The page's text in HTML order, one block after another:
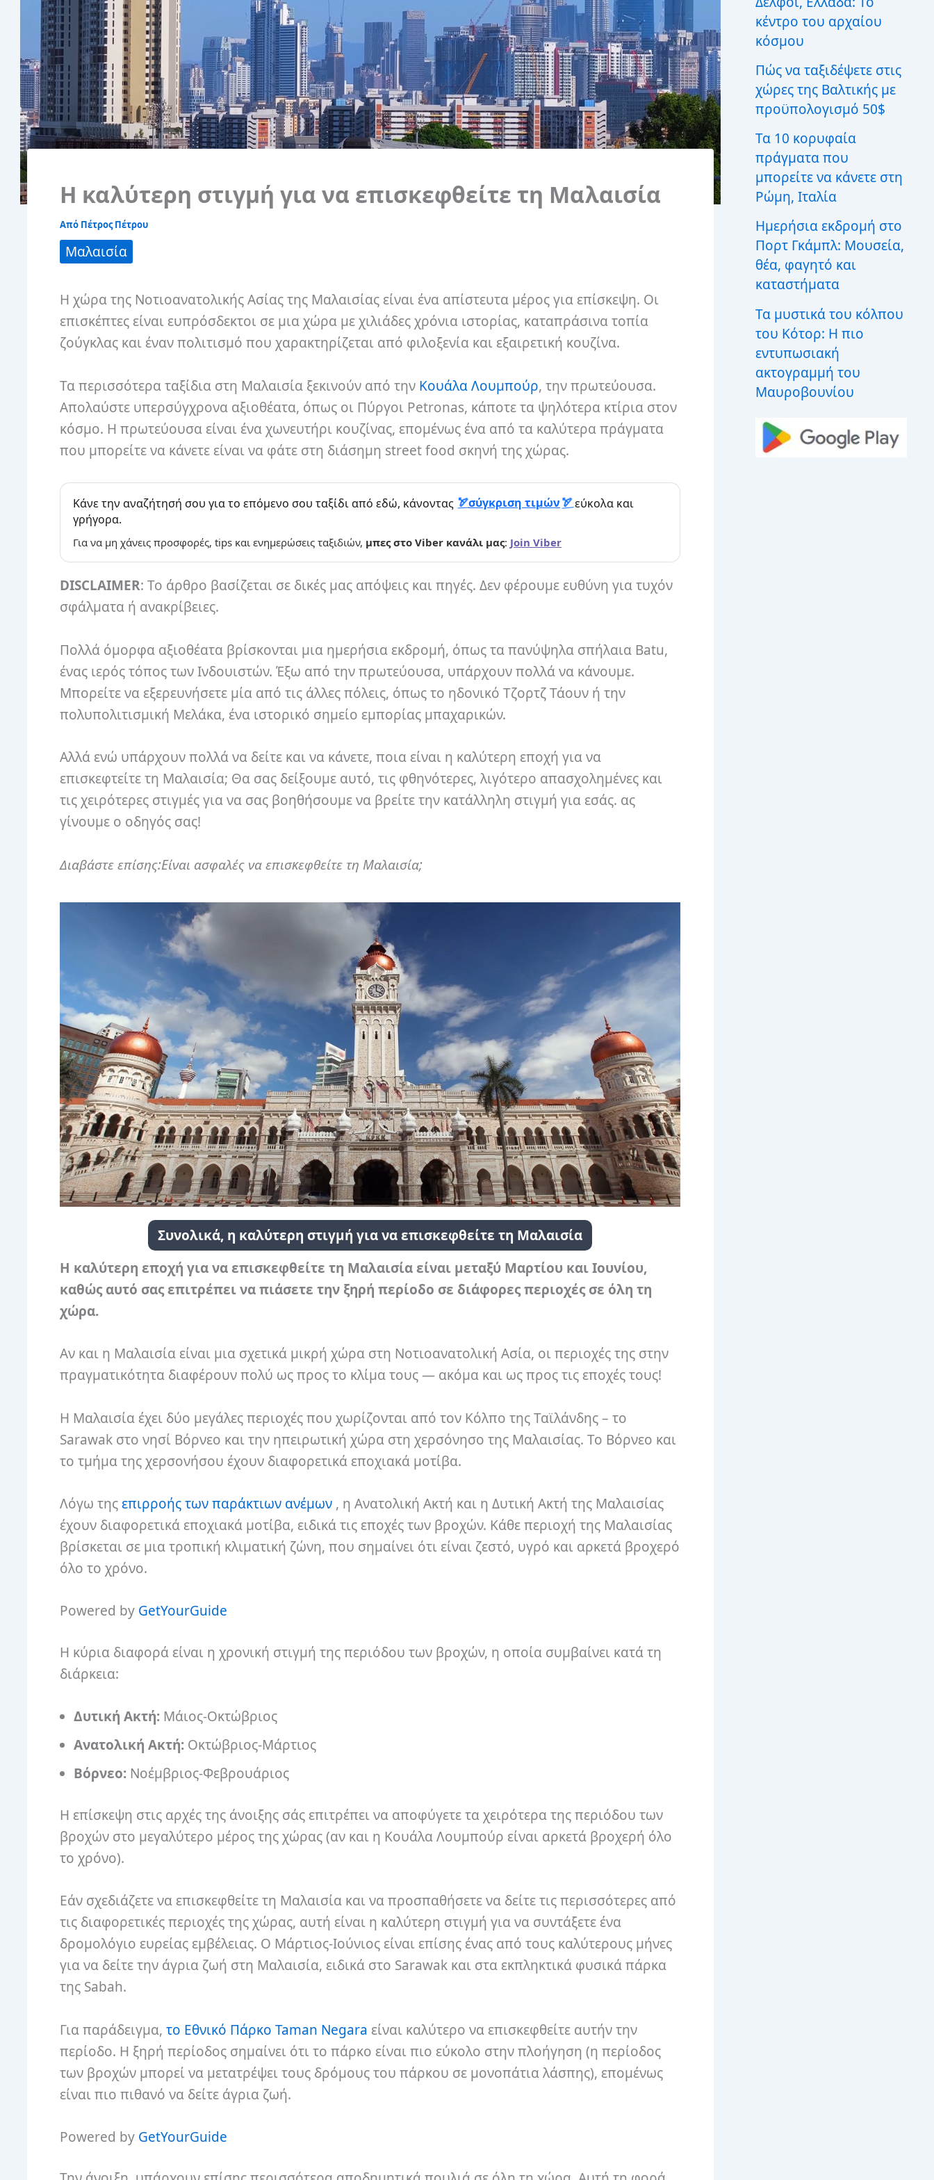
Η καλύτερη στιγμή για να επισκεφθείτε τη Μαλαισία
Από Πέτρος Πέτρου
Μαλαισία
Η χώρα της Νοτιοανατολικής Ασίας της Μαλαισίας είναι ένα απίστευτα μέρος για επίσκεψη. Οι
επισκέπτες είναι ευπρόσδεκτοι σε μια χώρα με χιλιάδες χρόνια ιστορίας, καταπράσινα τοπία
ζούγκλας και έναν πολιτισμό που χαρακτηρίζεται από φιλοξενία και εξαιρετική κουζίνα.
Τα περισσότερα ταξίδια στη Μαλαισία ξεκινούν από την Κουάλα Λουμπούρ, την πρωτεύουσα.
Απολαύστε υπερσύγχρονα αξιοθέατα, όπως οι Πύργοι Petronas, κάποτε τα ψηλότερα κτίρια στον
κόσμο. Η πρωτεύουσα είναι ένα χωνευτήρι κουζίνας, επομένως ένα από τα καλύτερα πράγματα
που μπορείτε να κάνετε είναι να φάτε στη διάσημη street food σκηνή της χώρας.
Κάνε την αναζήτησή σου για το επόμενο σου ταξίδι από εδώ, κάνοντας σύγκριση τιμών
εύκολα και
γρήγορα.
Για να μη χάνεις προσφορές, tips και ενημερώσεις ταξιδιών, μπες στο Viber κανάλι μας: Join Viber
DISCLAIMER: Το άρθρο βασίζεται σε δικές μας απόψεις και πηγές. Δεν φέρουμε ευθύνη για τυχόν
σφάλματα ή ανακρίβειες.
Πολλά όμορφα αξιοθέατα βρίσκονται μια ημερήσια εκδρομή, όπως τα πανύψηλα σπήλαια Batu,
ένας ιερός τόπος των Ινδουιστών. Έξω από την πρωτεύουσα, υπάρχουν πολλά να κάνουμε.
Μπορείτε να εξερευνήσετε μία από τις άλλες πόλεις, όπως το ηδονικό Τζορτζ Τάουν ή την
πολυπολιτισμική Μελάκα, ένα ιστορικό σημείο εμπορίας μπαχαρικών.
Αλλά ενώ υπάρχουν πολλά να δείτε και να κάνετε, ποια είναι η καλύτερη εποχή για να
επισκεφτείτε τη Μαλαισία; Θα σας δείξουμε αυτό, τις φθηνότερες, λιγότερο απασχολημένες και
τις χειρότερες στιγμές για να σας βοηθήσουμε να βρείτε την κατάλληλη στιγμή για εσάς. ας
γίνουμε ο οδηγός σας!
Διαβάστε επίσης:Είναι ασφαλές να επισκεφθείτε τη Μαλαισία;
Συνολικά, η καλύτερη στιγμή για να επισκεφθείτε τη Μαλαισία
Η καλύτερη εποχή για να επισκεφθείτε τη Μαλαισία είναι μεταξύ Μαρτίου και Ιουνίου,
καθώς αυτό σας επιτρέπει να πιάσετε την ξηρή περίοδο σε διάφορες περιοχές σε όλη τη
χώρα.
Αν και η Μαλαισία είναι μια σχετικά μικρή χώρα στη Νοτιοανατολική Ασία, οι περιοχές της στην
πραγματικότητα διαφέρουν πολύ ως προς το κλίμα τους — ακόμα και ως προς τις εποχές τους!
Η Μαλαισία έχει δύο μεγάλες περιοχές που χωρίζονται από τον Κόλπο της Ταϊλάνδης – το
Sarawak στο νησί Βόρνεο και την ηπειρωτική χώρα στη χερσόνησο της Μαλαισίας. Το Βόρνεο και
το τμήμα της χερσονήσου έχουν διαφορετικά εποχιακά μοτίβα.
Λόγω τηςεπιρροής των παράκτιων ανέμων , η Ανατολική Ακτή και η Δυτική Ακτή της Μαλαισίας
έχουν διαφορετικά εποχιακά μοτίβα, ειδικά τις εποχές των βροχών. Κάθε περιοχή της Μαλαισίας
βρίσκεται σε μια τροπική κλιματική ζώνη, που σημαίνει ότι είναι ζεστό, υγρό και αρκετά βροχερό
όλο το χρόνο.
Powered by GetYourGuide
Η κύρια διαφορά είναι η χρονική στιγμή της περιόδου των βροχών, η οποία συμβαίνει κατά τη
διάρκεια:
Δυτική Ακτή: Μάιος-Οκτώβριος
Ανατολική Ακτή: Οκτώβριος-Μάρτιος
Βόρνεο: Νοέμβριος-Φεβρουάριος
Η επίσκεψη στις αρχές της άνοιξης σάς επιτρέπει να αποφύγετε τα χειρότερα της περιόδου των
βροχών στο μεγαλύτερο μέρος της χώρας (αν και η Κουάλα Λουμπούρ είναι αρκετά βροχερή όλο
το χρόνο).
Εάν σχεδιάζετε να επισκεφθείτε τη Μαλαισία και να προσπαθήσετε να δείτε τις περισσότερες από
τις διαφορετικές περιοχές της χώρας, αυτή είναι η καλύτερη στιγμή για να συντάξετε ένα
δρομολόγιο ευρείας εμβέλειας. Ο Μάρτιος-Ιούνιος είναι επίσης ένας από τους καλύτερους μήνες
για να δείτε την άγρια ​​ζωή στη Μαλαισία, ειδικά στο Sarawak και στα εκπληκτικά φυσικά πάρκα
της Sabah.
Για παράδειγμα, το Εθνικό Πάρκο Taman Negara είναι καλύτερο να επισκεφθείτε αυτήν την
περίοδο. Η ξηρή περίοδος σημαίνει ότι το πάρκο είναι πιο εύκολο στην πλοήγηση (η περίοδος
των βροχών μπορεί να μετατρέψει τους δρόμους του πάρκου σε μονοπάτια λάσπης), επομένως
είναι πιο πιθανό να δείτε άγρια ​​ζωή.
Powered by GetYourGuide
ι
α
κέντρο του αρχαίου
κόσμου
Πώς να ταξιδέψετε στις
χώρες της Βαλτικής με
προϋπολογισμό 50$
Τα 10 κορυφαία
πράγματα που
μπορείτε να κάνετε στη
Ρώμη, Ιταλία
Ημερήσια εκδρομή στο
Πορτ Γκάμπλ: Μουσεία,
θέα, φαγητό και
καταστήματα
Τα μυστικά του κόλπου
του Κότορ: Η πιο
εντυπωσιακή
ακτογραμμή του
Μαυροβουνίου